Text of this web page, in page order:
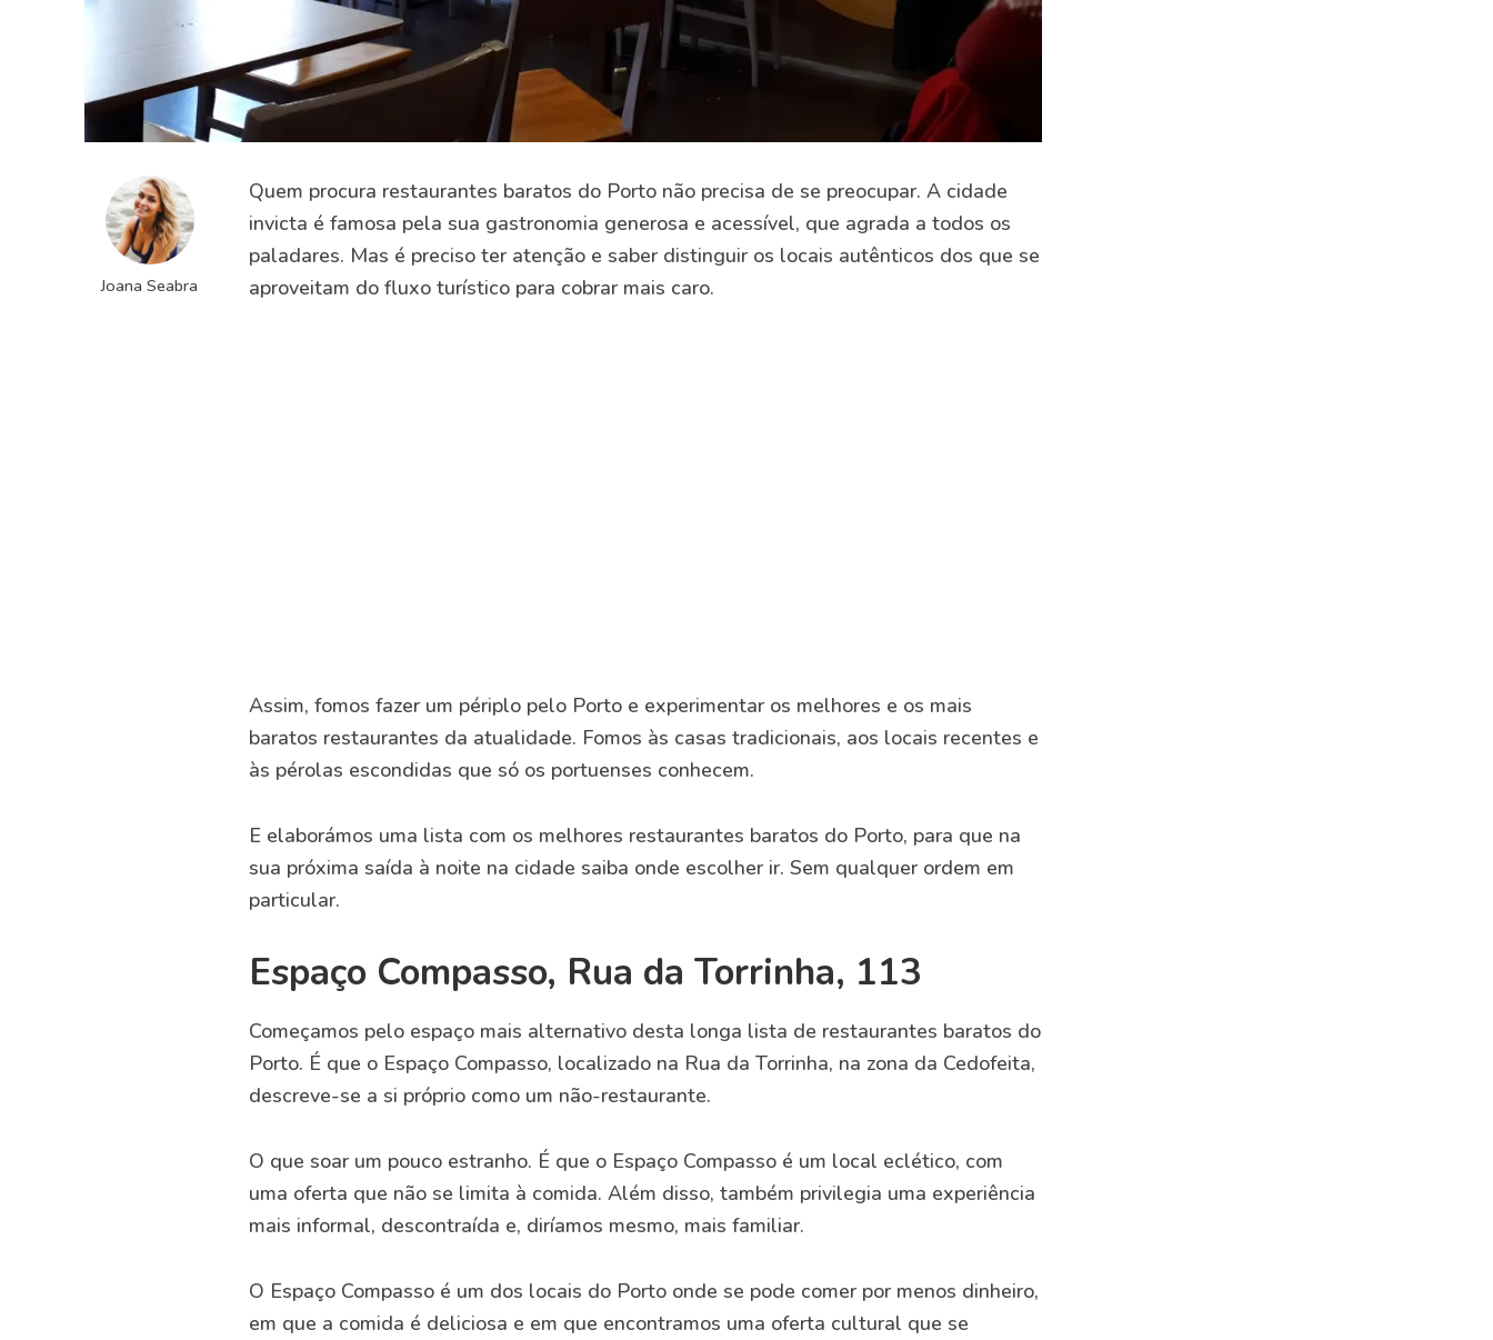
Joana Seabra
Quem procura restaurantes baratos do Porto não precisa de se preocupar. A cidade
invicta é famosa pela sua gastronomia generosa e acessível, que agrada a todos os
paladares. Mas é preciso ter atenção e saber distinguir os locais autênticos dos que se
aproveitam do fluxo turístico para cobrar mais caro.
Assim, fomos fazer um périplo pelo Porto e experimentar os melhores e os mais
baratos restaurantes da atualidade. Fomos às casas tradicionais, aos locais recentes e
às pérolas escondidas que só os portuenses conhecem.
E elaborámos uma lista com os melhores restaurantes baratos do Porto, para que na
sua próxima saída à noite na cidade saiba onde escolher ir. Sem qualquer ordem em
particular.
Espaço Compasso, Rua da Torrinha, 113
Começamos pelo espaço mais alternativo desta longa lista de restaurantes baratos do
Porto. É que o Espaço Compasso, localizado na Rua da Torrinha, na zona da Cedofeita,
descreve-se a si próprio como um não-restaurante.
O que soar um pouco estranho. É que o Espaço Compasso é um local eclético, com
uma oferta que não se limita à comida. Além disso, também privilegia uma experiência
mais informal, descontraída e, diríamos mesmo, mais familiar.
O Espaço Compasso é um dos locais do Porto onde se pode comer por menos dinheiro,
em que a comida é deliciosa e em que encontramos uma oferta cultural que se